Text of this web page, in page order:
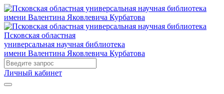
Псковская областная
универсальная научная библиотека
имени Валентина Яковлевича Курбатова
Личный кабинет